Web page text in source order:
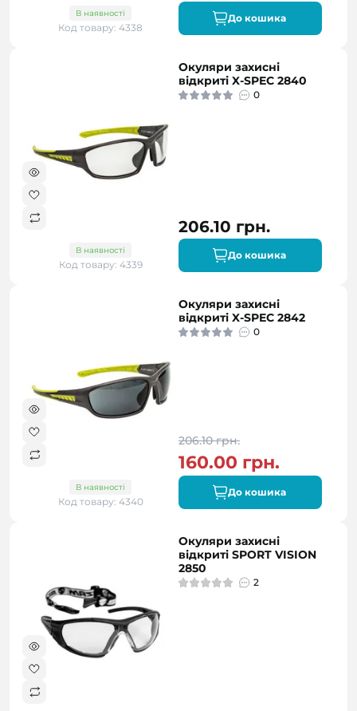
В наявності
Код товару: 4338
До кошика
В наявності
Код товару: 4339
Окуляри захисні
відкриті X-SPEC 2840
0
206.10 грн.
До кошика
В наявності
Код товару: 4340
Окуляри захисні
відкриті X-SPEC 2842
0
206.10 грн.
160.00 грн.
До кошика
Окуляри захисні
відкриті SPORT VISION
2850
2